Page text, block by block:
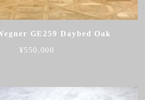
GE259 Daybed Oak
¥550,000